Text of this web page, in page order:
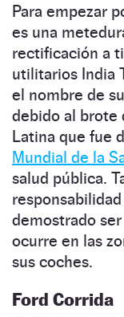
Para empezar
es una
rectificación a
utilitarios India
el nombre de
debido al brote
Latina que fue
Mundial de la
salud pública.
demostrado
ocurre en las
sus coches.
Ford Corrida